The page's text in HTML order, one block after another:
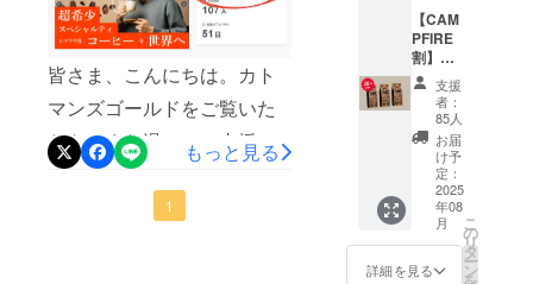
先生方や地域の方々と力を
合わせ、一人ひとりに手渡
しで届けました。配布の場
面では、まだ大きなバッグ
に少し戸惑う子どもに、先
生がそっと背負わせてあげ
る姿もありました。花飾り
を続けていきます。ご家族
やご友人、お知り合いな
ど、「コーヒーが好き」
「エシカルな取り組みに関
心がある」という方がい
らっしゃいましたら、ぜひ
このプロジェクトをご紹介
た。当日は天候にも恵ま
れ、多くの方がブースにお
立ち寄りくださいました。
▼出店ブースの様子「ネ
パールのコーヒーって初め
とても良くて、飲んでみて
皆さま、こんにちは。カト
マンズゴールドをご覧いた
だき、また温かいご支援を
お寄せいただき、心より感
謝申し上げます。おかげさ
もっと見る
1
した。
上品で
まろや
かな味
わい
を、特
製のオ
リジナ
ルマグ
カップ
ととも
にお楽
しみく
ださ
い。売
お湯を
注ぐだ
けで本
格的な
スペ
シャル
ティ
コー
ヒーを
楽しめ
る、便
利なド
リップ
バッグ
【CAM
PFIRE
割】
コー
ヒー豆
(または
粉)
200g ×
3袋セッ
ト 通常
価格
8,400円
相当 →
特別価
支援
者：
85人
お届
け予
定：
2025
年08
月
詳細を見る
こ
の
リ
タ
ー
ン
を